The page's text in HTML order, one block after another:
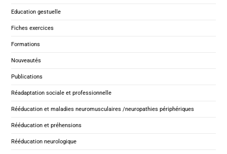
Education gestuelle
Fiches exercices
Formations
Nouveautés
Publications
Réadaptation sociale et professionnelle
Rééducation et maladies neuromusculaires /neuropathies périphériques
Rééducation et préhensions
Rééducation neurologique